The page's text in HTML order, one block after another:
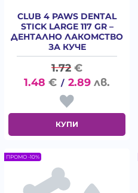
CLUB 4 PAWS DENTAL
STICK LARGE 117 GR –
ДЕНТАЛНО ЛАКОМСТВО
ЗА КУЧЕ
1.72 €
1.48 € / 2.89 лв.
КУПИ
ПРОМО -10%